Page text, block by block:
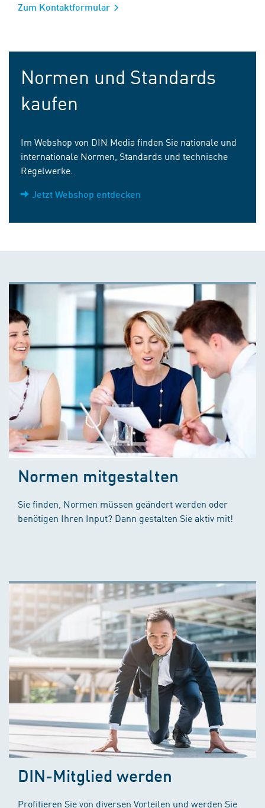
Zum Kontaktformular
Normen und Standards
kaufen
Im Webshop von DIN Media finden Sie nationale und
internationale Normen, Standards und technische
Regelwerke.
Jetzt Webshop entdecken
Normen mitgestalten
Sie finden, Normen müssen geändert werden oder
benötigen Ihren Input? Dann gestalten Sie aktiv mit!
DIN-Mitglied werden
Profitieren Sie von diversen Vorteilen und werden Sie